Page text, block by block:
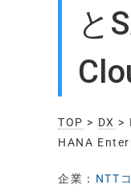
と
TOP > DX >
HANA
企業： NTT